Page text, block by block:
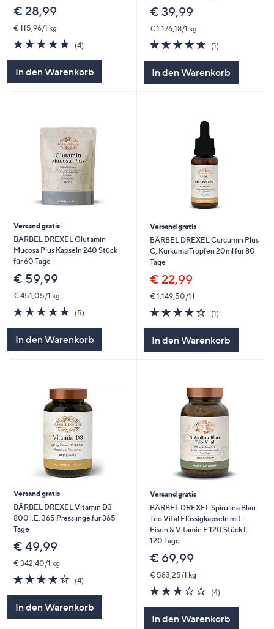
€ 28,99
€ 115,96/1 kg
5.0
von
(4)4
In den Warenkorb
€ 39,99
€ 1.176,18/1 kg
5.0
von
(1)1
In den Warenkorb
Versand gratis
BÄRBEL DREXEL Glutamin
Mucosa Plus Kapseln 240 Stück
für 60 Tage
€ 59,99
€ 451,05/1 kg
4.6
von
(5)5
In den Warenkorb
Versand gratis
BÄRBEL DREXEL Curcumin Plus
C, Kurkuma Tropfen 20ml für 80
Tage
€ 22,99
€ 1.149,50/1 l
4.0
von
(1)1
In den Warenkorb
Versand gratis
BÄRBEL DREXEL Vitamin D3
800 i.E. 365 Presslinge für 365
Tage
€ 49,99
€ 342,40/1 kg
3.5
von
(4)4
In den Warenkorb
Versand gratis
BÄRBEL DREXEL Spirulina Blau
Trio Vital Flüssigkapseln mit
Eisen & Vitamin E 120 Stück f.
120 Tage
€ 69,99
€ 583,25/1 kg
3.0
von
(4)4
In den Warenkorb